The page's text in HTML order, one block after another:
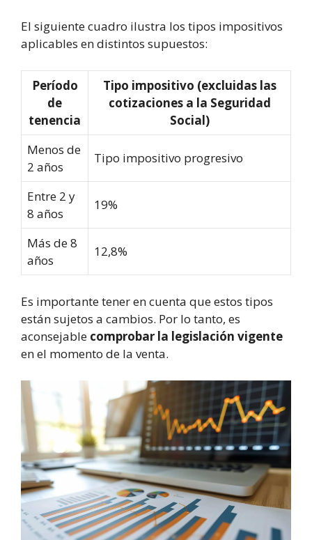
El siguiente cuadro ilustra los tipos impositivos
aplicables en distintos supuestos:
Período
de
tenencia
Tipo impositivo (excluidas las
cotizaciones a la Seguridad
Social)
Menos de
2 años
Tipo impositivo progresivo
Entre 2 y
8 años
19%
Más de 8
años
12,8%
Es importante tener en cuenta que estos tipos
están sujetos a cambios. Por lo tanto, es
aconsejable comprobar la legislación vigente
en el momento de la venta.